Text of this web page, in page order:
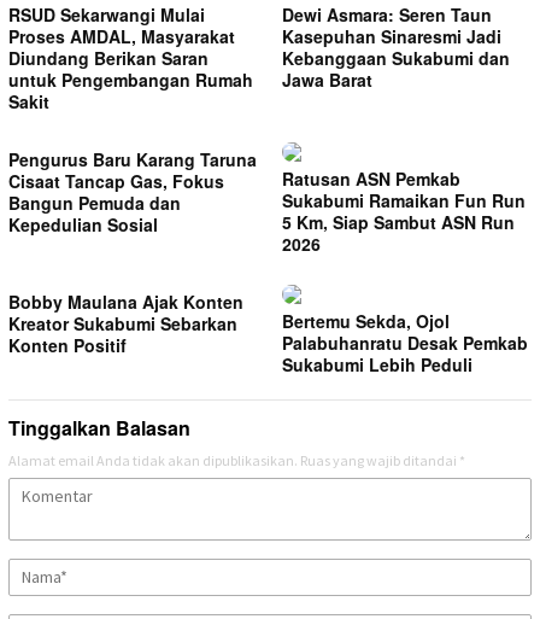
RSUD Sekarwangi Mulai
Proses AMDAL, Masyarakat
Diundang Berikan Saran
untuk Pengembangan Rumah
Sakit
Dewi Asmara: Seren Taun
Kasepuhan Sinaresmi Jadi
Kebanggaan Sukabumi dan
Jawa Barat
Pengurus Baru Karang Taruna
Cisaat Tancap Gas, Fokus
Bangun Pemuda dan
Kepedulian Sosial
Ratusan ASN Pemkab
Sukabumi Ramaikan Fun Run
5 Km, Siap Sambut ASN Run
2026
Bobby Maulana Ajak Konten
Kreator Sukabumi Sebarkan
Konten Positif
Bertemu Sekda, Ojol
Palabuhanratu Desak Pemkab
Sukabumi Lebih Peduli
Tinggalkan Balasan
Alamat email Anda tidak akan dipublikasikan. Ruas yang wajib ditandai *